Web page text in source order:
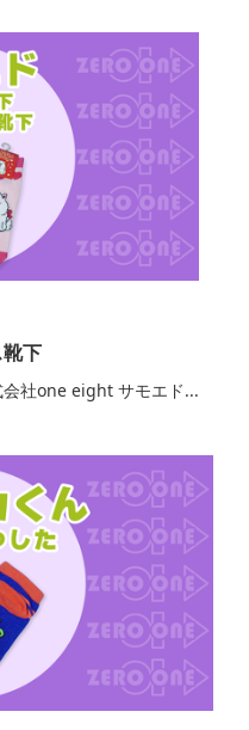
下
社one eight サモエド...